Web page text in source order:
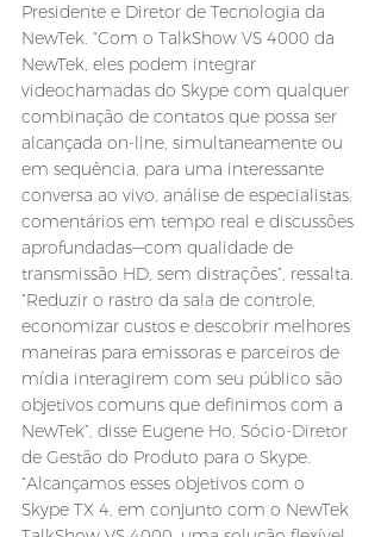
Presidente e Diretor de Tecnologia da
NewTek. “Com o TalkShow VS 4000 da
NewTek, eles podem integrar
videochamadas do Skype com qualquer
combinação de contatos que possa ser
alcançada on-line, simultaneamente ou
em sequência, para uma interessante
conversa ao vivo, análise de especialistas,
comentários em tempo real e discussões
aprofundadas—com qualidade de
transmissão HD, sem distrações”, ressalta.
“Reduzir o rastro da sala de controle,
economizar custos e descobrir melhores
maneiras para emissoras e parceiros de
mídia interagirem com seu público são
objetivos comuns que definimos com a
NewTek”, disse Eugene Ho, Sócio-Diretor
de Gestão do Produto para o Skype.
“Alcançamos esses objetivos com o
Skype TX 4, em conjunto com o NewTek